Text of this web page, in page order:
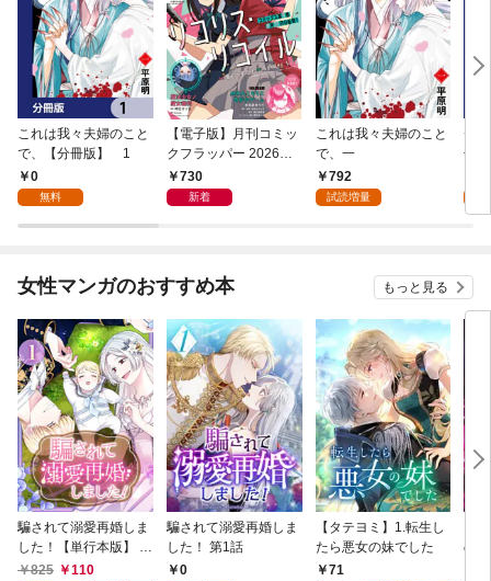
これは我々夫婦のこと
で、【分冊版】 1
0
無料
【電子版】月刊コミッ
クフラッパー 2026年9
月号730
新着
これは我々夫婦のこと
で、一
792
試読増量
チ
冊
女性マンガのおすすめ本 もっと見る
騙されて溺愛再婚しま
した！【単行本版】 1
巻825 110
騙されて溺愛再婚しま
した！ 第1話
0
【タテヨミ】1.転生し
たら悪女の妹でした
71
の